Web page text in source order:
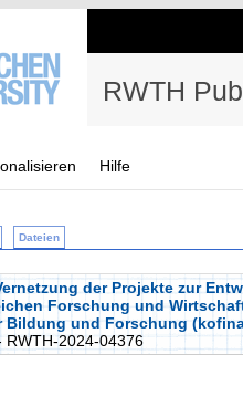
RWTH
Hilfe
Dateien
der Projekte zur
Forschung und
und Forschung
RWTH-2024-04376